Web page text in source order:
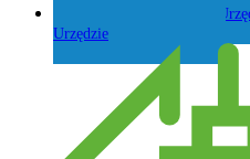
Urzędzie